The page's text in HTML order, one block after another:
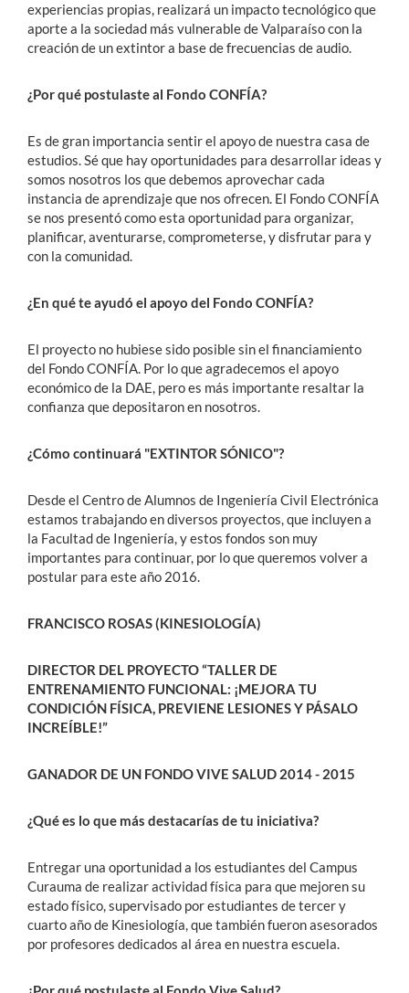
experiencias propias, realizará un impacto tecnológico que
aporte a la sociedad más vulnerable de Valparaíso con la
creación de un extintor a base de frecuencias de audio.
¿Por qué postulaste al Fondo CONFÍA?
Es de gran importancia sentir el apoyo de nuestra casa de
estudios. Sé que hay oportunidades para desarrollar ideas y
somos nosotros los que debemos aprovechar cada
instancia de aprendizaje que nos ofrecen. El Fondo CONFÍA
se nos presentó como esta oportunidad para organizar,
planificar, aventurarse, comprometerse, y disfrutar para y
con la comunidad.
¿En qué te ayudó el apoyo del Fondo CONFÍA?
El proyecto no hubiese sido posible sin el financiamiento
del Fondo CONFÍA. Por lo que agradecemos el apoyo
económico de la DAE, pero es más importante resaltar la
confianza que depositaron en nosotros.
¿Cómo continuará "EXTINTOR SÓNICO"?
Desde el Centro de Alumnos de Ingeniería Civil Electrónica
estamos trabajando en diversos proyectos, que incluyen a
la Facultad de Ingeniería, y estos fondos son muy
importantes para continuar, por lo que queremos volver a
postular para este año 2016.
FRANCISCO ROSAS (KINESIOLOGÍA)
DIRECTOR DEL PROYECTO “TALLER DE
ENTRENAMIENTO FUNCIONAL: ¡MEJORA TU
CONDICIÓN FÍSICA, PREVIENE LESIONES Y PÁSALO
INCREÍBLE!”
GANADOR DE UN FONDO VIVE SALUD 2014 - 2015
¿Qué es lo que más destacarías de tu iniciativa?
Entregar una oportunidad a los estudiantes del Campus
Curauma de realizar actividad física para que mejoren su
estado físico, supervisado por estudiantes de tercer y
cuarto año de Kinesiología, que también fueron asesorados
por profesores dedicados al área en nuestra escuela.